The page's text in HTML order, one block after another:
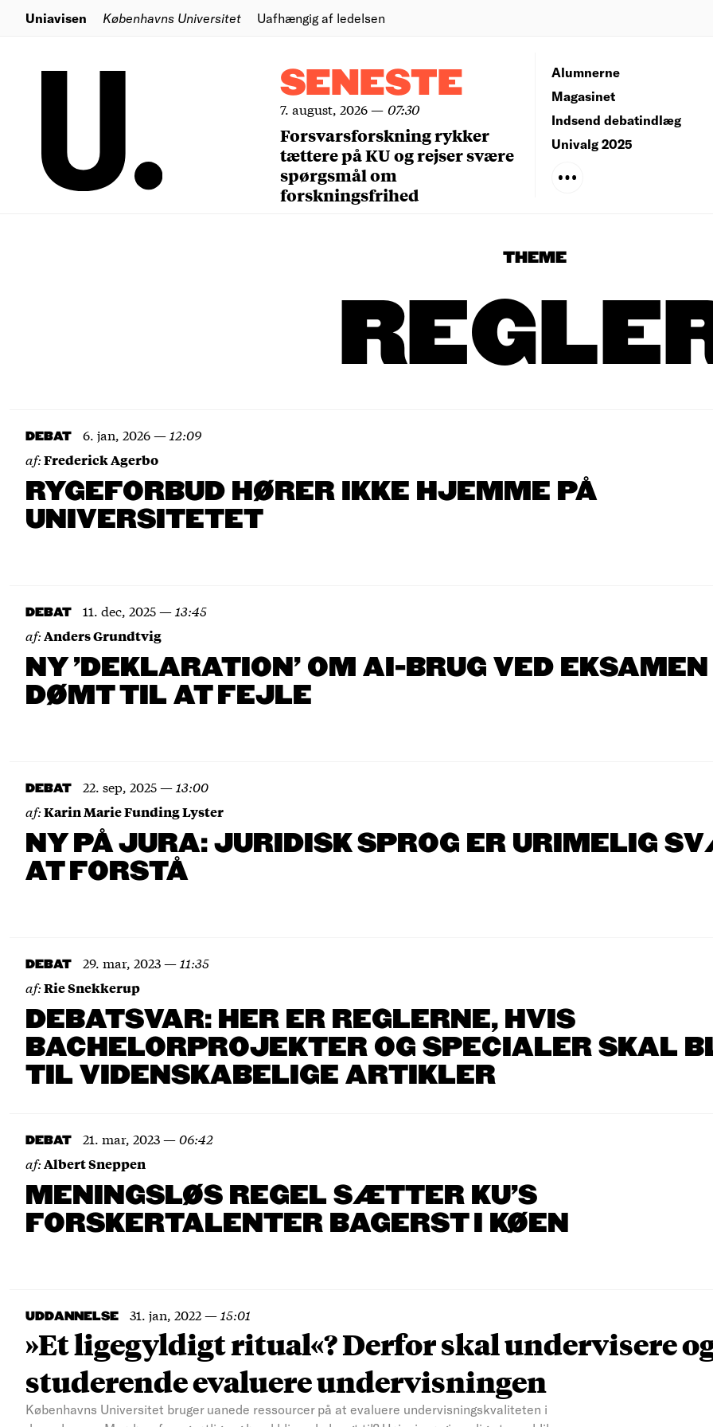
Uniavisen Københavns Universitet Uafhængig af ledelsen
SENESTE
7. august, 2026— 07:30
Forsvarsforskning rykker
tættere på KU og rejser svære
spørgsmål om
forskningsfrihed
Alumnerne
Magasinet
Indsend debatindlæg
Univalg 2025
THEME
DEBAT 6. jan, 2026— 12:09
af:Frederick Agerbo
RYGEFORBUD HØRER IKKE HJEMME PÅ
UNIVERSITETET
DEBAT 11. dec, 2025— 13:45
af:Anders Grundtvig
NY 'DEKLARATION' OM AI-BRUG VED EKSAMEN
DØMT TIL AT FEJLE
DEBAT 22. sep, 2025— 13:00
af:Karin Marie Funding Lyster
NY PÅ JURA: JURIDISK SPROG ER URIMELIG
AT FORSTÅ
DEBAT 29. mar, 2023— 11:35
af:Rie Snekkerup
DEBATSVAR: HER ER REGLERNE, HVIS
BACHELORPROJEKTER OG SPECIALER SKAL
TIL VIDENSKABELIGE ARTIKLER
DEBAT 21. mar, 2023—06:42
af:Albert Sneppen
MENINGSLØS REGEL SÆTTER KU’S
FORSKERTALENTER BAGERST I KØEN
UDDANNELSE 31. jan, 2022— 15:01
»Et ligegyldigt ritual«? Derfor skal undervisere
studerende evaluere undervisningen
Københavns Universitet bruger uanede ressourcer på at evaluere undervisningskvaliteten i